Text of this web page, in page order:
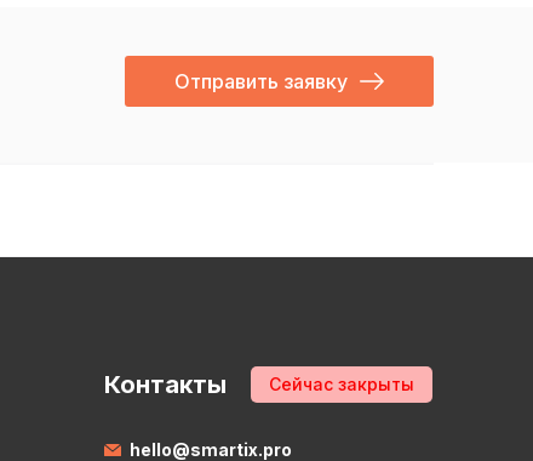
Отправить заявку
Контакты Сейчас закрыты
hello@smartix.pro